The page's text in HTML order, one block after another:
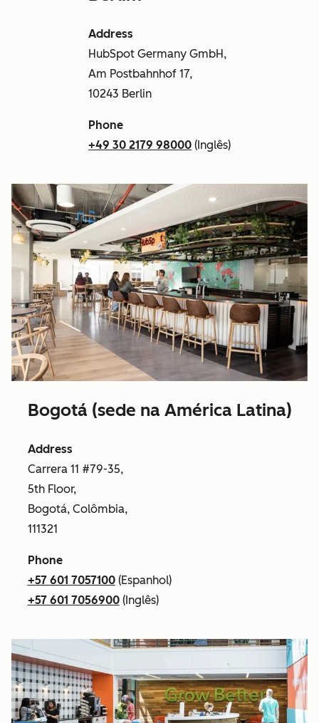
Address
HubSpot Germany GmbH,
Am Postbahnhof 17,
10243 Berlin
Phone
+49 30 2179 98000 (Inglês)
Bogotá (sede na América Latina)
Address
Carrera 11 #79-35,
5th Floor,
Bogotá, Colômbia,
111321
Phone
+57 601 7057100(Espanhol)
+57 601 7056900(Inglês)